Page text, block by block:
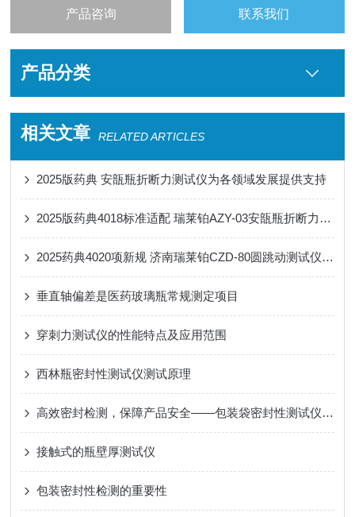
产品咨询 联系我们
产品分类
相关文章 RELATED ARTICLES
2025版药典 安瓿瓶折断力测试仪为各领域发展提供支持
2025版药典4018标准适配 瑞莱铂AZY-03安瓿瓶折断力测试仪解析
2025药典4020项新规 济南瑞莱铂CZD-80圆跳动测试仪 安瓿瓶合规质检解决方案
垂直轴偏差是医药玻璃瓶常规测定项目
穿刺力测试仪的性能特点及应用范围
西林瓶密封性测试仪测试原理
高效密封检测，保障产品安全——包装袋密封性测试仪技术亮点
接触式的瓶壁厚测试仪
包装密封性检测的重要性